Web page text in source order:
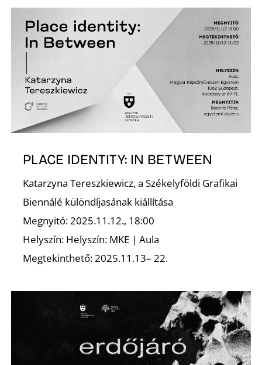
PLACE IDENTITY: IN BETWEEN
Katarzyna Tereszkiewicz, a Székelyföldi Grafikai
Biennálé különdíjasának kiállítása
Megnyitó: 2025.11.12., 18:00
Helyszín: Helyszín: MKE | Aula
Megtekinthető: 2025.11.13– 22.